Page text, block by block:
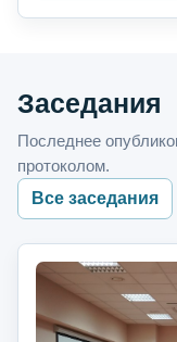
Заседания
Последнее
протоколом.
Все заседания